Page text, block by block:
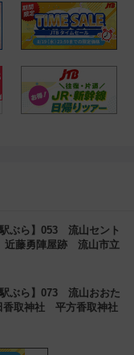
ぶら】053 流山セント
藤勇陣屋跡 流山市立
ぶら】073 流山おおた
取神社 平方香取神社